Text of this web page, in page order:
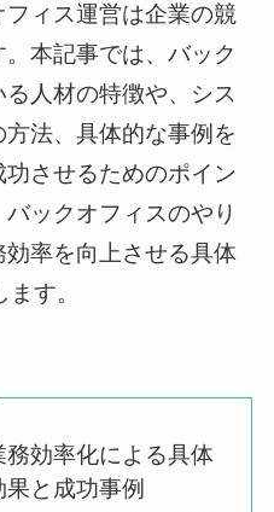
ィス運営は企業の競
本記事では、バック
人材の特徴や、シス
法、具体的な事例を
させるためのポイン
ックオフィスのやり
率を向上させる具体
す。
効率化による具体
と成功事例